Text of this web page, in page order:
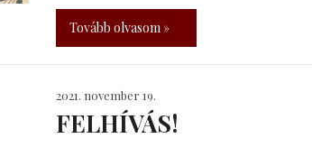
Tovább olvasom »
2021. november 19.
FELHÍVÁS!